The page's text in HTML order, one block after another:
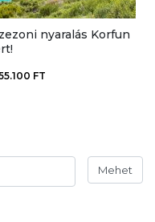
nyaralás Korfun
FT
Mehet